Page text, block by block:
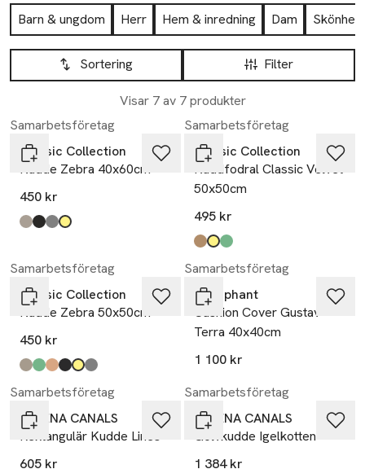
Hoppa till produktsidan
Barn & ungdom Herr Hem & inredning Dam
Skönhet
Hoppa till produktsidan
Filter
Sortering
Visar 7 av 7 produkter
Lista över produkter
Samarbetsföretag
Classic Collection
Kudde Zebra 40x60cm
450 kr
Produkten finns i färgerna:
simply taupe
svart,
titanium,
gul,
Samarbetsföretag
Classic Collection
Kuddfodral Classic Velvet
50x50cm
495 kr
Produkten finns i färgerna:
mocca,
ockra,
forrest green
Samarbetsföretag
Classic Collection
Kudde Zebra 50x50cm
450 kr
Produkten finns i färgerna:
simply taupe,
grön,
brun,
svart,
gul,
titanium,
Samarbetsföretag
Littlephant
Cushion Cover Gustav -
Terra 40x40cm
1 100 kr
Samarbetsföretag
LORENA CANALS
Rektangulär Kudde Lines
605 kr
Samarbetsföretag
LORENA CANALS
Golvkudde Igelkotten
1 384 kr